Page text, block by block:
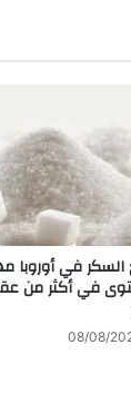
السكر في أوروبا
في أكثر من
08/08/